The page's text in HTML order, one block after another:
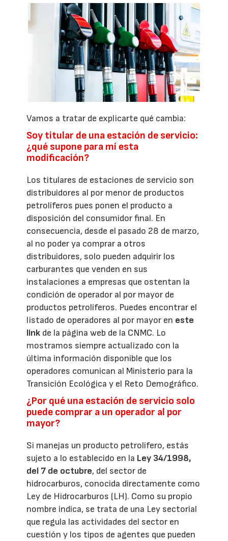
Vamos a tratar de explicarte qué cambia:
Soy titular de una estación de servicio:
¿qué supone para mí esta
modificación?
Los titulares de estaciones de servicio son
distribuidores al por menor de productos
petrolíferos pues ponen el producto a
disposición del consumidor final. En
consecuencia, desde el pasado 28 de marzo,
al no poder ya comprar a otros
distribuidores, solo pueden adquirir los
carburantes que venden en sus
instalaciones a empresas que ostentan la
condición de operador al por mayor de
productos petrolíferos. Puedes encontrar el
listado de operadores al por mayor en este
link de la página web de la CNMC. Lo
mostramos siempre actualizado con la
última información disponible que los
operadores comunican al Ministerio para la
Transición Ecológica y el Reto Demográfico.
¿Por qué una estación de servicio solo
puede comprar a un operador al por
mayor?
Si manejas un producto petrolífero, estás
sujeto a lo establecido en la Ley 34/1998,
del 7 de octubre, del sector de
hidrocarburos, conocida directamente como
Ley de Hidrocarburos (LH). Como su propio
nombre indica, se trata de una Ley sectorial
que regula las actividades del sector en
cuestión y los tipos de agentes que pueden